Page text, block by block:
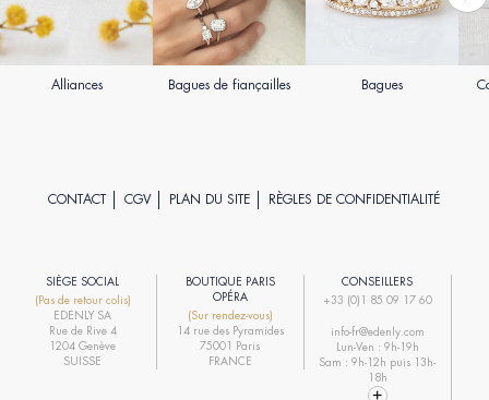
Alliances Bagues de fiançailles Bagues
CONTACT CGV PLAN DU SITE RÈGLES DE CONFIDENTIALITÉ
SIÈGE SOCIAL
(Pas de retour colis)
EDENLY SA
Rue de Rive 4
1204 Genève
SUISSE
BOUTIQUE PARIS
OPÉRA
(Sur rendez-vous)
14 rue des Pyramides
75001 Paris
FRANCE
CONSEILLERS
+33 (0)1 85 09 17 60
info-fr@edenly.com
Lun-Ven : 9h-19h
Sam : 9h-12h puis 13h-
18h